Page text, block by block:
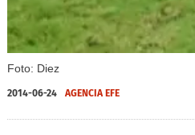
Foto: Diez
2014-06-24 AGENCIA EFE